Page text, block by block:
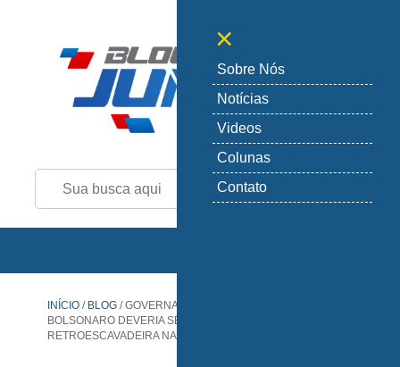
×
Sobre Nós
Notícias
Videos
Colunas
Contato
INÍCIO / BLOG /GOVERNADOR DA BAHIA:
BOLSONARO DEVERIA SER JOGADO POR
RETROESCAVADEIRA NA VALA